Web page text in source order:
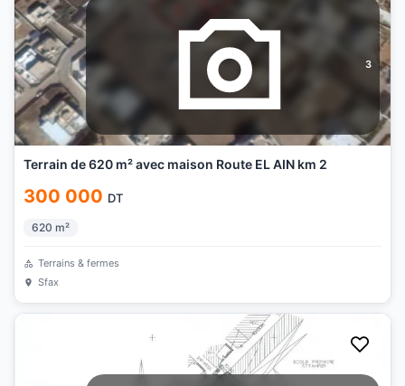
3
Terrain de 620 m² avec maison Route EL AIN km 2
300 000 DT
620 m²
Terrains & fermes
Sfax